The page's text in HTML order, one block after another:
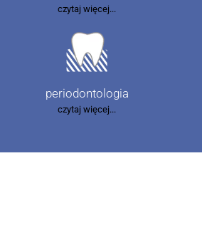
czytaj więcej...
periodontologia
czytaj więcej...